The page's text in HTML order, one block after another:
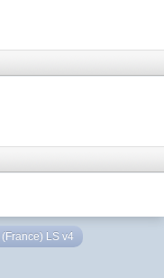
LS v4